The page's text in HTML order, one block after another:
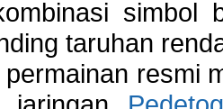
taruhan
resmi